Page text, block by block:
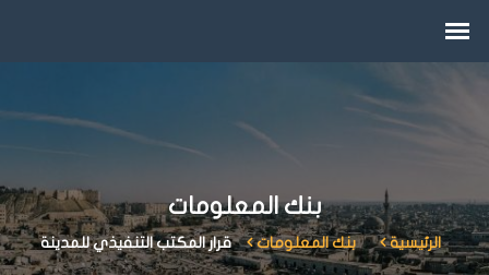
بنك المعلومات
الرئيسية بنك المعلومات قرار المكتب التنفيذي للمدينة